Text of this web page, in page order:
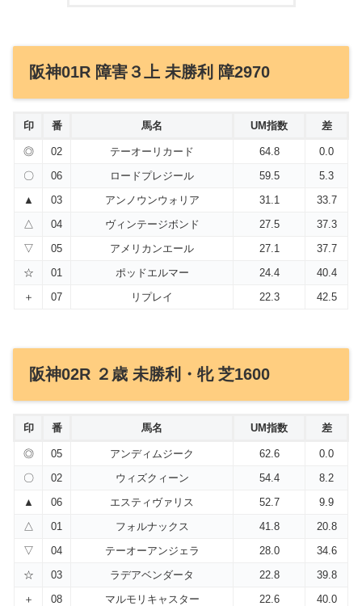
阪神01R 障害３上 未勝利 障2970
印 番 馬名 UM指数 差
◎ 02 テーオーリカード 64.8
0.0
〇
06 ロードプレジール 59.5
5.3
▲
03 アンノウンウォリア 31.1
33.7
△
04 ヴィンテージボンド 27.5
37.3
▽
05 アメリカンエール 27.1
37.7
☆
01 ポッドエルマー 24.4
40.4
＋
07 リプレイ 22.3 42.5
阪神02R ２歳 未勝利・牝 芝1600
印 番 馬名 UM指数 差
◎ 05 アンディムジーク 62.6
0.0
〇
02 ウィズクィーン 54.4
8.2
▲
06 エスティヴァリス 52.7
9.9
△
01 フォルナックス 41.8
20.8
▽
04 テーオーアンジェラ 28.0
34.6
☆
03 ラデアベンダータ 22.8
39.8
＋
08 マルモリキャスター 22.6
40.0